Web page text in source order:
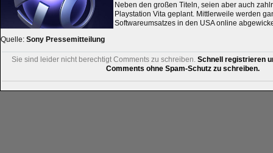
Neben den großen Titeln, seien aber auch
Playstation Vita geplant. Mittlerweile werden
Softwareumsatzes in den USA online
Quelle: Sony Pressemitteilung
Sie sind leider nicht berechtigt Comments zu schreiben. Schnell registrieren
Comments ohne Spam-Schutz zu schreiben.